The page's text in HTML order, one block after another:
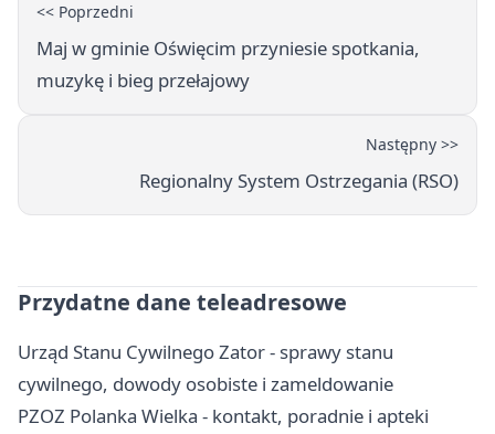
<< Poprzedni
Maj w gminie Oświęcim przyniesie spotkania,
muzykę i bieg przełajowy
Następny >>
Regionalny System Ostrzegania (RSO)
Przydatne dane teleadresowe
Urząd Stanu Cywilnego Zator - sprawy stanu
cywilnego, dowody osobiste i zameldowanie
PZOZ Polanka Wielka - kontakt, poradnie i apteki